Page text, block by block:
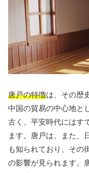
唐戸の特徴は、その歴
中国の貿易の中心地と
古く、平安時代にはす
ます。唐戸は、また、
も知られており、その
の影響が見られます。